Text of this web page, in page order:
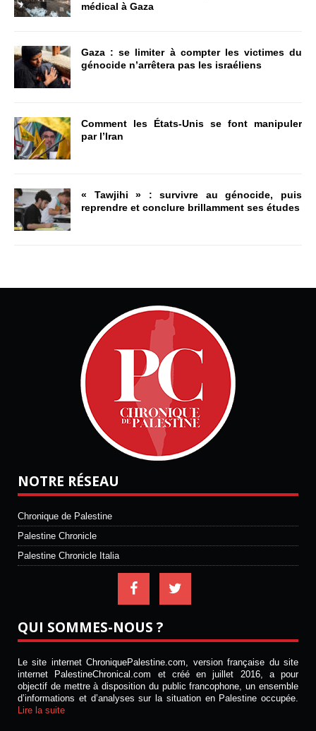
médical à Gaza
Gaza : se limiter à compter les victimes du
génocide n’arrêtera pas les israéliens
Comment les États-Unis se font manipuler
par l’Iran
« Tawjihi » : survivre au génocide, puis
reprendre et conclure brillamment ses études
NOTRE RÉSEAU
Chronique de Palestine
Palestine Chronicle
Palestine Chronicle Italia
QUI SOMMES-NOUS ?
Le site internet ChroniquePalestine.com, version française du site
internet PalestineChronical.com et créé en juillet 2016, a pour
objectif de mettre à disposition du public francophone, un ensemble
d’informations et d’analyses sur la situation en Palestine occupée.
Lire la suite